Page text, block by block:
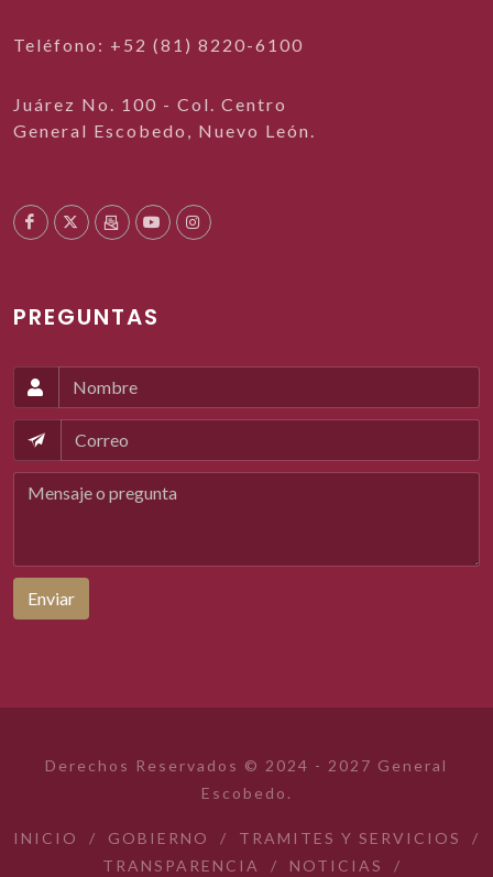
Teléfono: +52 (81) 8220-6100
Juárez No. 100 - Col. Centro
General Escobedo, Nuevo León.
PREGUNTAS
Enviar
Derechos Reservados © 2024 - 2027 General
Escobedo.
INICIO / GOBIERNO / TRAMITES Y SERVICIOS
/
TRANSPARENCIA
/ NOTICIAS /